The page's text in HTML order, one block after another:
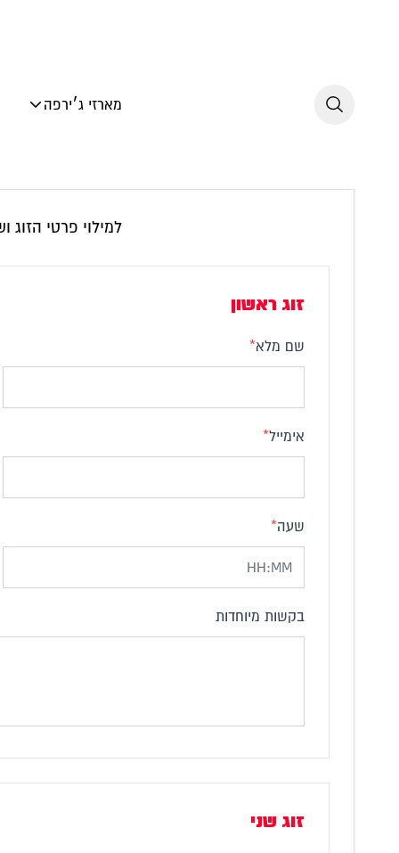
מארזי ג׳ירפה
למילוי פרטי
זוג ראשון
שם מלא*
אימייל*
שעה*
בקשות מיוחדות
זוג שני